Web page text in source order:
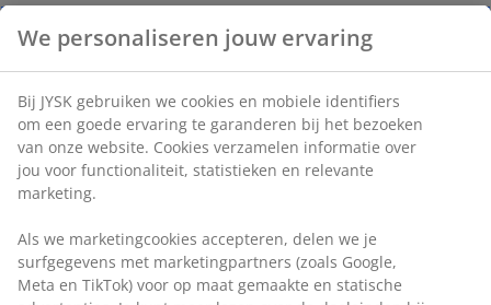
We personaliseren jouw ervaring
Bij JYSK gebruiken we cookies en mobiele identifiers
om een goede ervaring te garanderen bij het bezoeken
van onze website. Cookies verzamelen informatie over
jou voor functionaliteit, statistieken en relevante
marketing.
Als we marketingcookies accepteren, delen we je
surfgegevens met marketingpartners (zoals Google,
Meta en TikTok) voor op maat gemaakte en statische